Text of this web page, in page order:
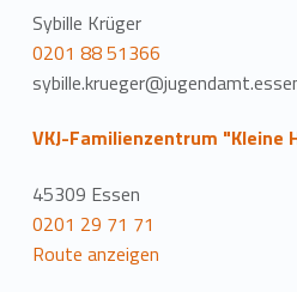
Sybille Krüger
0201 88 51366
VKJ-Familienzentrum "Kleine
45309 Essen
0201 29 71 71
Route anzeigen